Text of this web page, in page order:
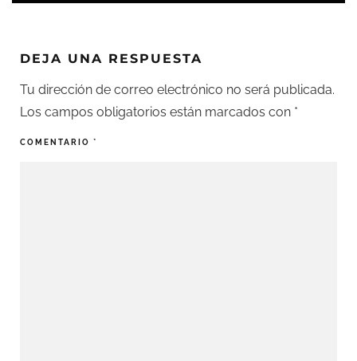
DEJA UNA RESPUESTA
Tu dirección de correo electrónico no será publicada.
Los campos obligatorios están marcados con *
COMENTARIO *